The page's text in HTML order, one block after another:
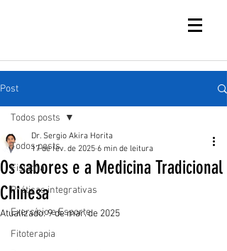
Post
Todos posts
Fisiatria
Práticas integrativas
Exercício e Esporte
Fitoterapia
Todos posts
Os sabores e a Medicina Tradicional
Chinesa
Dr. Sergio Akira Horita
17 de fev. de 2025 6 min de leitura
Atualizado:9 de mar. de 2025